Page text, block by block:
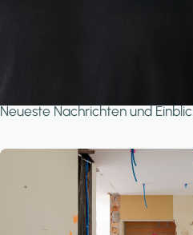
Neueste Nachrichten und